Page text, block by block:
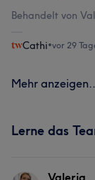
Behandelt von
Cathi•vor 29
Mehr
Lerne das
Valeria